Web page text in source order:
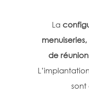
La
de réunion
sont